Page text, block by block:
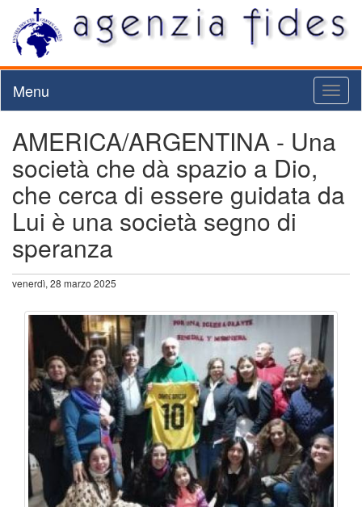
Menu
AMERICA/ARGENTINA - Una
società che dà spazio a Dio,
che cerca di essere guidata da
Lui è una società segno di
speranza
venerdì, 28 marzo 2025